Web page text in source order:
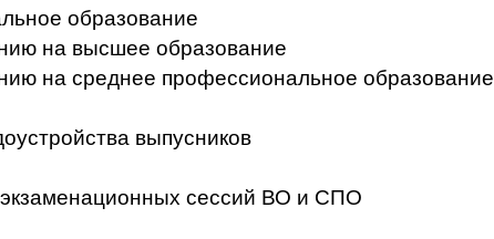
образование
на высшее образование
на среднее профессиональное образование
выпусников
сессий ВО и СПО